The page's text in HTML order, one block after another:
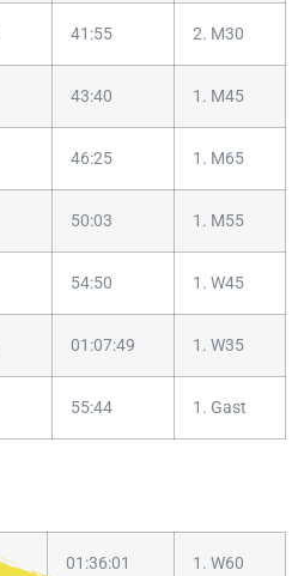
41:55 2. M30
43:40 1. M45
46:25 1. M65
50:03 1. M55
54:50 1. W45
01:07:49 1. W35
55:44 1. Gast
01:36:01 1. W60